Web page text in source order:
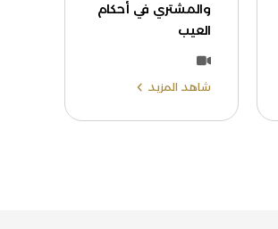
والمشتري في أحكام
العيب
شاهد المزيد